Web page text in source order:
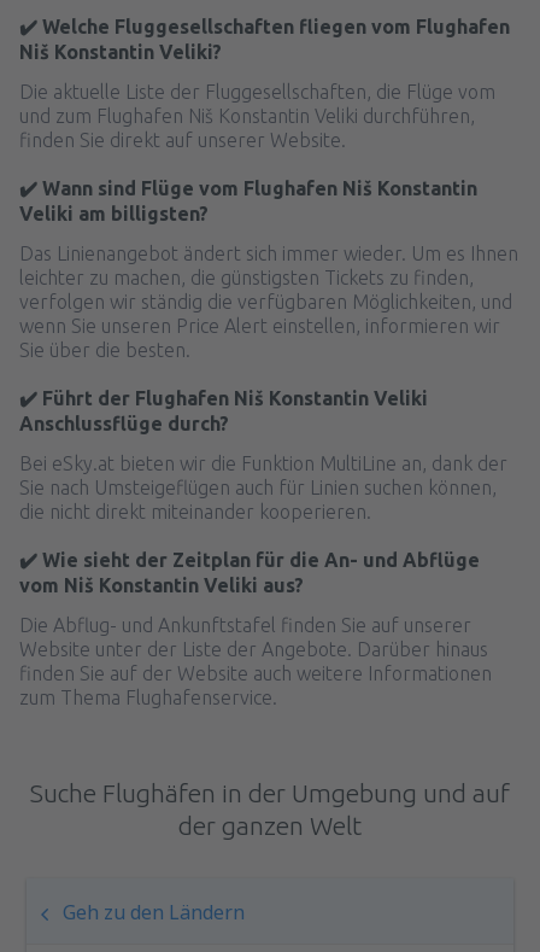
✔️ Welche Fluggesellschaften fliegen vom Flughafen
Niš Konstantin Veliki?
Die aktuelle Liste der Fluggesellschaften, die Flüge vom
und zum Flughafen Niš Konstantin Veliki durchführen,
finden Sie direkt auf unserer Website.
✔️ Wann sind Flüge vom Flughafen Niš Konstantin
Veliki am billigsten?
Das Linienangebot ändert sich immer wieder. Um es Ihnen
leichter zu machen, die günstigsten Tickets zu finden,
verfolgen wir ständig die verfügbaren Möglichkeiten, und
wenn Sie unseren Price Alert einstellen, informieren wir
Sie über die besten.
✔️ Führt der Flughafen Niš Konstantin Veliki
Anschlussflüge durch?
Bei eSky.at bieten wir die Funktion MultiLine an, dank der
Sie nach Umsteigeflügen auch für Linien suchen können,
die nicht direkt miteinander kooperieren.
✔️ Wie sieht der Zeitplan für die An- und Abflüge
vom Niš Konstantin Veliki aus?
Die Abflug- und Ankunftstafel finden Sie auf unserer
Website unter der Liste der Angebote. Darüber hinaus
finden Sie auf der Website auch weitere Informationen
zum Thema Flughafenservice.
Suche Flughäfen in der Umgebung und auf
der ganzen Welt
Geh zu den Ländern